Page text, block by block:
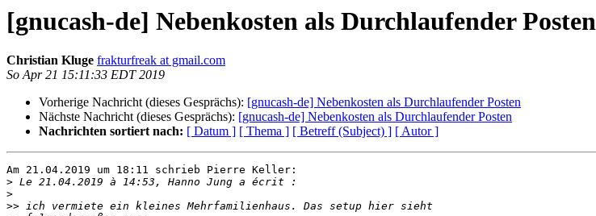
[gnucash-de] Nebenkosten als Durchlaufender Posten
Christian Kluge frakturfreak at gmail.com
So Apr 21 15:11:33 EDT 2019
Vorherige Nachricht (dieses Gesprächs): [gnucash-de] Nebenkosten als Durchlaufender Posten
Nächste Nachricht (dieses Gesprächs): [gnucash-de] Nebenkosten als Durchlaufender Posten
Nachrichten sortiert nach: [ Datum ] [ Thema ] [ Betreff (Subject) ] [ Autor ]
Am 21.04.2019 um 18:11 schrieb Pierre Keller:
>
>
>>